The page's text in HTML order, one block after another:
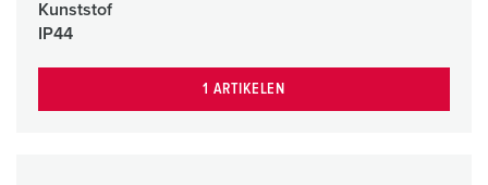
Kunststof
IP44
1 ARTIKELEN